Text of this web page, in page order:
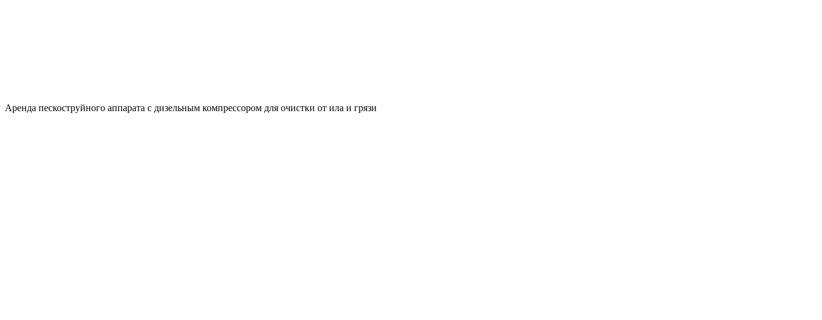
Аренда пескоструйного аппарата с дизельным компрессором для очистки от ила и грязи